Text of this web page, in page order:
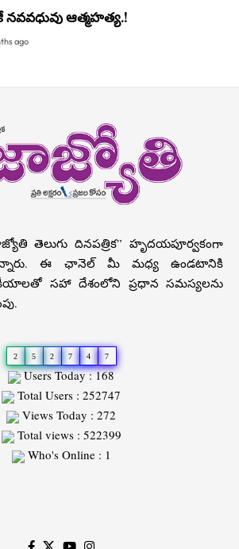
నవవధువు ఆత్మహత్య.!
ago
తెలుగు దినపత్రిక” హృదయపూర్వకంగా
ఈ ఛానెల్ మీ మధ్య ఉండటానికి
సహా దేశంలోని ప్రధాన సమస్యలను
2 5 2 7 4 7
Users Today : 168
Total Users : 252747
Views Today : 272
Total views : 522399
Who's Online : 1